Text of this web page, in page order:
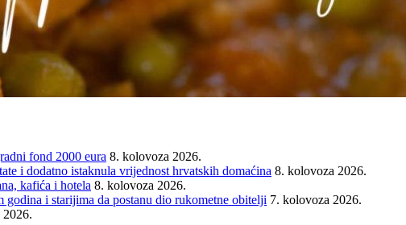
fond 2000 eura 8. kolovoza 2026.
i dodatno istaknula vrijednost hrvatskih domaćina 8. kolovoza 2026.
kafića i hotela 8. kolovoza 2026.
i starijima da postanu dio rukometne obitelji 7. kolovoza 2026.